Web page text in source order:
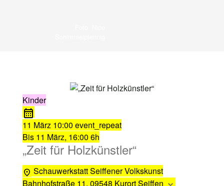
Kinder
11 März 10:00 event_repeat
Bis 11 März, 16:00 6h
„Zeit für Holzkünstler“
Schauwerkstatt Seiffener Volkskunst
Bahnhofstraße 11, 09548 Kurort Seiffen